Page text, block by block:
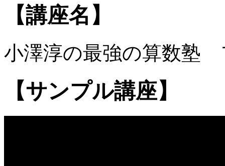
【講座名】
小澤淳の最強の算数塾
【サンプル講座】